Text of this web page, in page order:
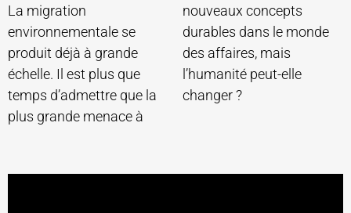
La migration
environnementale se
produit déjà à grande
échelle. Il est plus que
temps d’admettre que la
plus grande menace à
nouveaux concepts
durables dans le monde
des affaires, mais
l’humanité peut-elle
changer ?